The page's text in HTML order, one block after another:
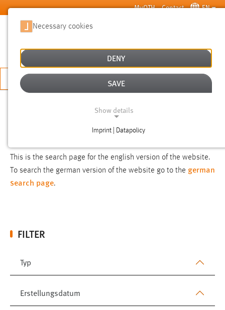
Skip to main content MyOTH Contact EN
APPLY NOW
This is the search page for the english version of the website.
To search the german version of the website go to the german
search page.
FILTER
Typ
Erstellungsdatum
Necessary cookies
DENY
SAVE
Show details
Imprint | Datapolicy